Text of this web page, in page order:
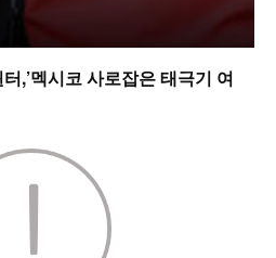
,’멕시코 사로잡은 태극기 여